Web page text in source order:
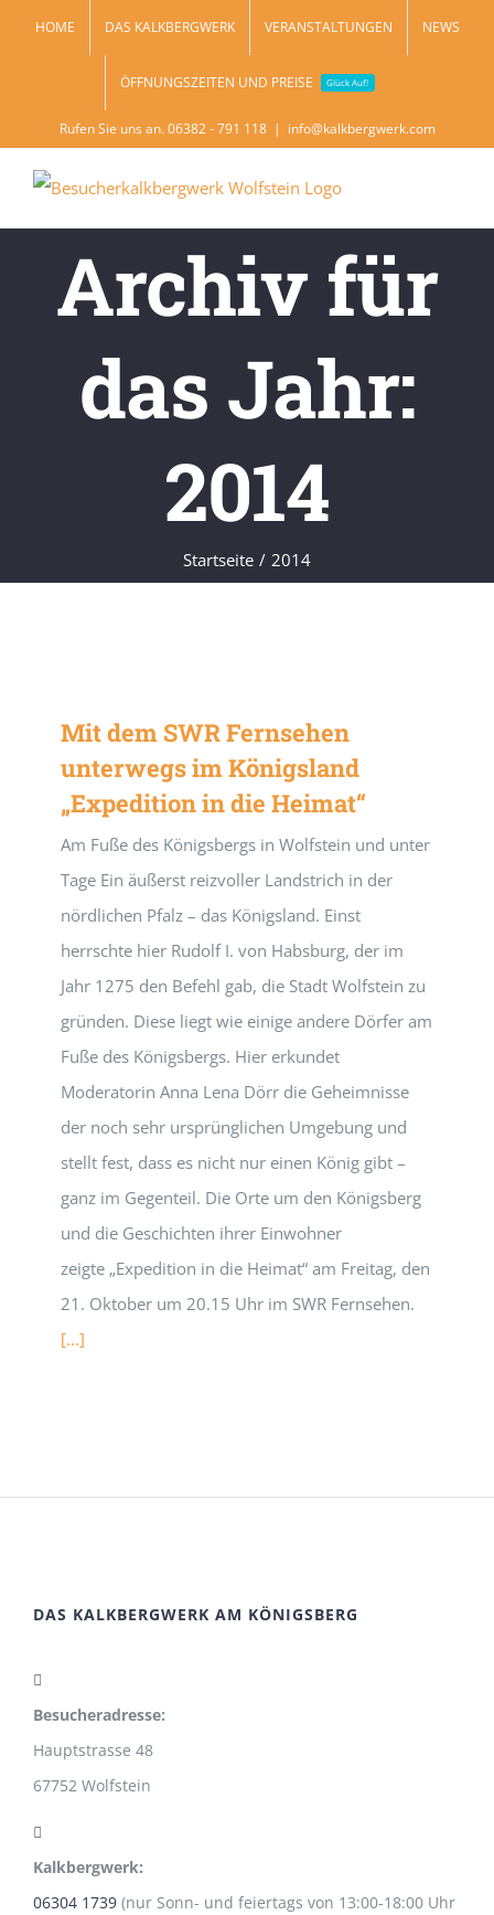
HOME DAS KALKBERGWERK VERANSTALTUNGEN NEWS
ÖFFNUNGSZEITEN UND PREISE Glück Auf!
Rufen Sie uns an. 06382 - 791 118 | info@kalkbergwerk.com
Archiv für
das Jahr:
2014
Startseite 2014
Mit dem SWR Fernsehen
unterwegs im Königsland
„Expedition in die Heimat“
Am Fuße des Königsbergs in Wolfstein und unter
Tage Ein äußerst reizvoller Landstrich in der
nördlichen Pfalz – das Königsland. Einst
herrschte hier Rudolf I. von Habsburg, der im
Jahr 1275 den Befehl gab, die Stadt Wolfstein zu
gründen. Diese liegt wie einige andere Dörfer am
Fuße des Königsbergs. Hier erkundet
Moderatorin Anna Lena Dörr die Geheimnisse
der noch sehr ursprünglichen Umgebung und
stellt fest, dass es nicht nur einen König gibt –
ganz im Gegenteil. Die Orte um den Königsberg
und die Geschichten ihrer Einwohner
zeigte „Expedition in die Heimat“ am Freitag, den
21. Oktober um 20.15 Uhr im SWR Fernsehen.
[...]
DAS KALKBERGWERK AM KÖNIGSBERG
Besucheradresse:
Hauptstrasse 48
67752 Wolfstein
Kalkbergwerk:
06304 1739 (nur Sonn- und feiertags von 13:00-18:00 Uhr